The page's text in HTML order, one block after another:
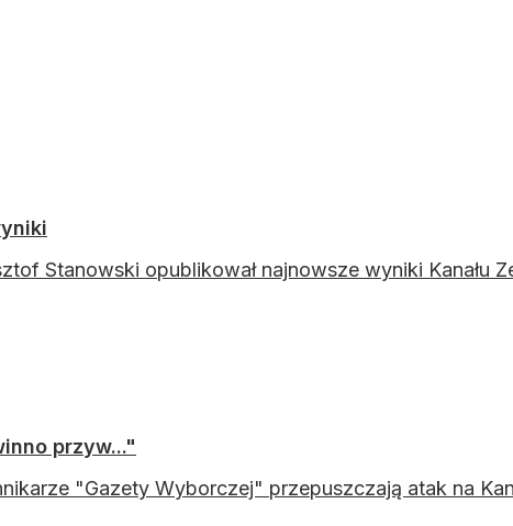
Stanowski opublikował najnowsze wyniki Kanału
przyw..."
"Gazety Wyborczej" przepuszczają atak na